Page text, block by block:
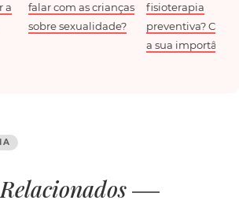
a
falar com as crianças
sobre sexualidade?
fisioterapia
preventiva?
a sua importância
Relacionados